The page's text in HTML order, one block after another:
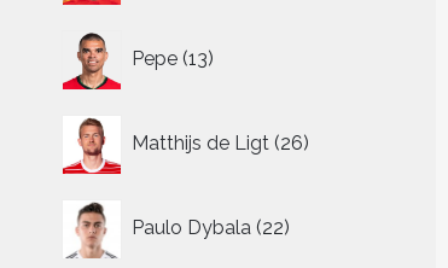
Pepe 13
producten
Matthijs de Ligt 26
producten
Paulo Dybala 22
producten